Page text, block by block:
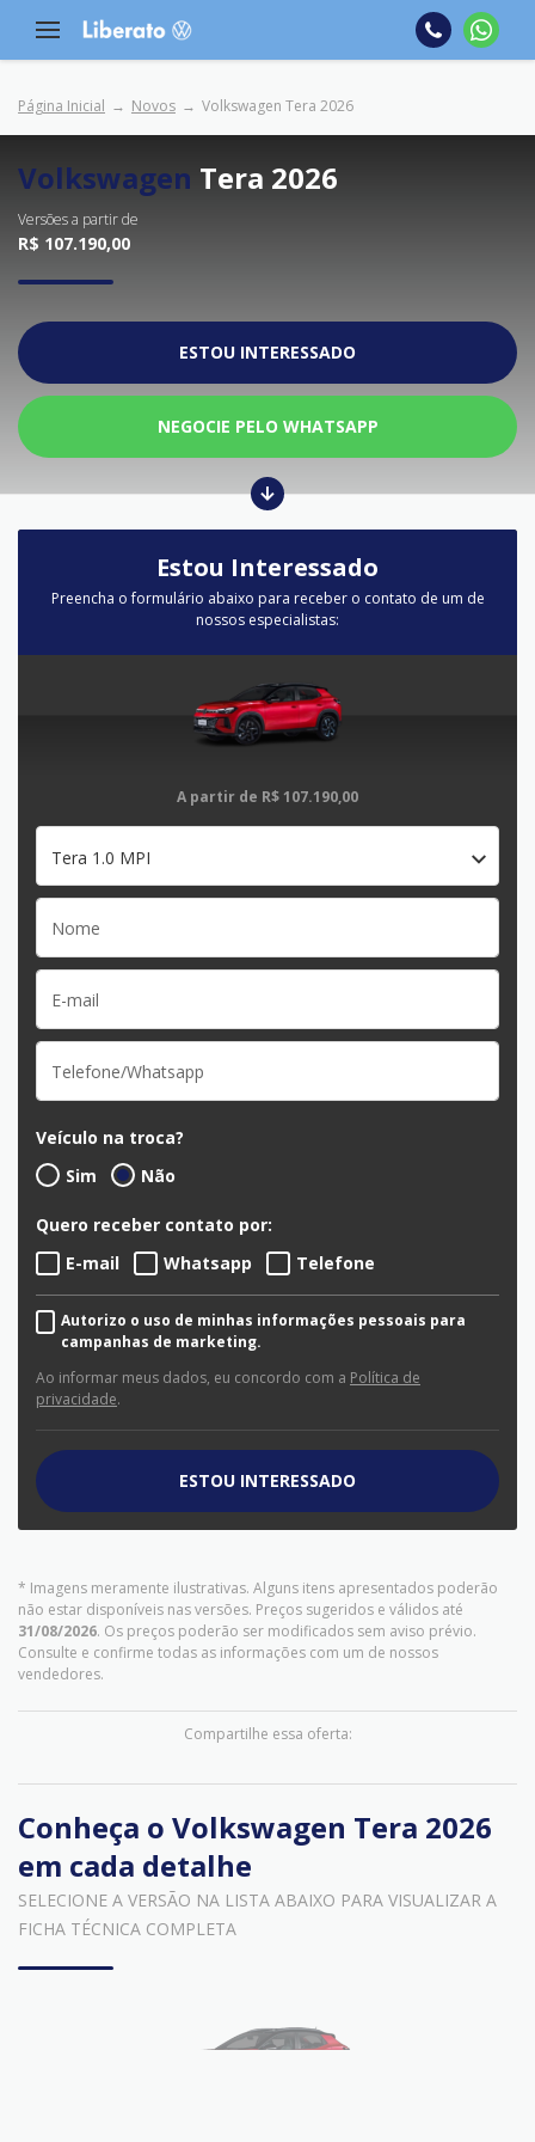
Página Inicial Novos Volkswagen Tera 2026
Volkswagen Tera 2026
Versões a partir de
R$ 107.190,00
ESTOU INTERESSADO
NEGOCIE PELO WHATSAPP
* Imagens meramente ilustrativas. Alguns itens apresentados poderão
não estar disponíveis nas versões. Preços sugeridos e válidos até
31/08/2026. Os preços poderão ser modificados sem aviso prévio.
Consulte e confirme todas as informações com um de nossos
vendedores.
Compartilhe essa oferta:
Estou Interessado
Preencha o formulário abaixo para receber o contato de um de
nossos especialistas:
A partir de R$ 107.190,00
Tera 1.0 MPI
Veículo na troca?
Sim
Não
Quero receber contato por:
E-mail
Whatsapp Telefone
Autorizo o uso de minhas informações pessoais para
campanhas de marketing.
Ao informar meus dados, eu concordo com a Política de
privacidade.
ESTOU INTERESSADO
Conheça o Volkswagen Tera 2026
em cada detalhe
SELECIONE A VERSÃO NA LISTA ABAIXO PARA VISUALIZAR A
FICHA TÉCNICA COMPLETA